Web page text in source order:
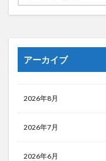
アーカイブ
2026年8月
2026年7月
2026年6月